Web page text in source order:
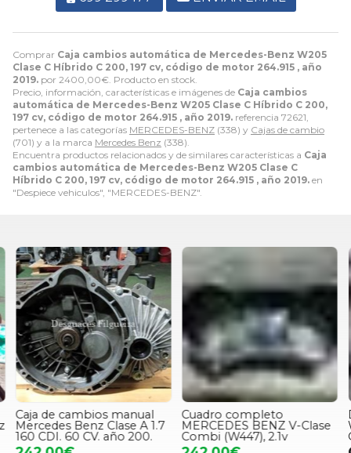
Comprar Caja cambios automática de Mercedes-Benz W205
Clase C Híbrido C 200, 197 cv, código de motor 264.915 , año
2019. por 2400,00€ . Producto en stock.
Precio, información, características e imágenes de Caja cambios
automática de Mercedes-Benz W205 Clase C Híbrido C 200,
197 cv, código de motor 264.915 , año 2019. referencia 72621,
pertenece a las categorías MERCEDES-BENZ (338) y Cajas de cambio
(701) y a la marca Mercedes Benz (338).
Encuentra productos relacionados y de similares características a Caja
cambios automática de Mercedes-Benz W205 Clase C
Híbrido C 200, 197 cv, código de motor 264.915 , año 2019. en
"Despiece vehiculos", "MERCEDES-BENZ".
Caja de cambios manual
Mercedes Benz Clase A 1.7
160 CDI. 60 CV. año 200.
Cuadro completo
MERCEDES BENZ V-Clase
Combi (W447), 2.1v